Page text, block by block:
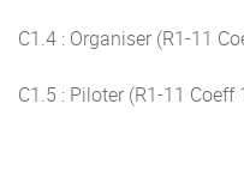
C1.4 : Organiser (R1-11
C1.5 : Piloter (R1-11 Coeff